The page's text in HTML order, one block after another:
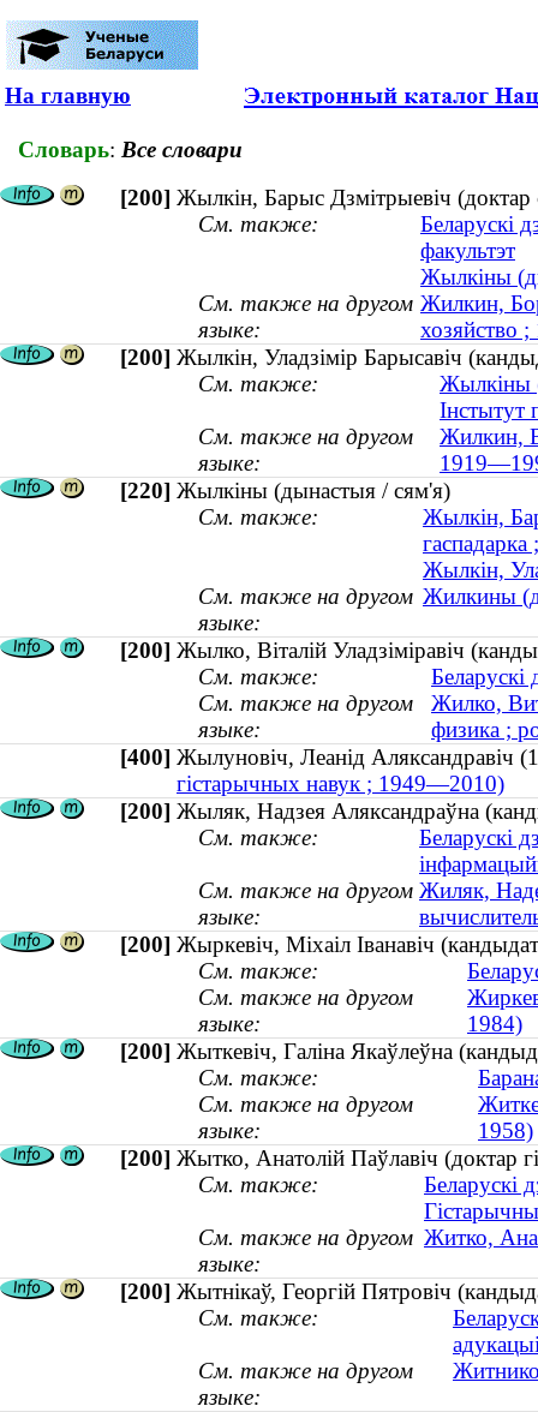
На главную
Словарь: Все словари
[200] Жылкін, Барыс Дзмітрыевіч (доктар
См. также:
Беларускі
факультэт
Жылкіны
См. также на другом
языке:
Жилкин,
хозяйство
[200] Жылкін, Уладзімір Барысавіч
См. также:
Жылкіны
Інстытут
См. также на другом
языке:
Жилкин,
[220] Жылкіны (дынастыя / сям'я)
См. также:
Жылкін,
Жылкін,
См. также на другом
языке:
Жилкины
[200] Жылко, Вiталiй Уладзiмiравiч
См. также:
Беларускі
См. также на другом
языке:
Жилко,
физика ;
[400] Жылуновіч, Леанід
гістарычных навук ; 1949—2010)
[200] Жыляк, Надзея Аляксандраўна
См. также:
Беларускі
См. также на другом
языке:
Жиляк,
[200] Жыркевіч, Міхаіл Іванавіч
См. также:
См. также на другом
языке:
1984)
[200] Жыткевіч, Галіна Якаўлеўна
См. также:
См. также на другом
языке:
1958)
[200] Жытко, Анатолій Паўлавіч (доктар
См. также:
Беларускі
См. также на другом
языке:
Житко,
[200] Жытнікаў, Георгій Пятровіч
См. также:
См. также на другом
языке: